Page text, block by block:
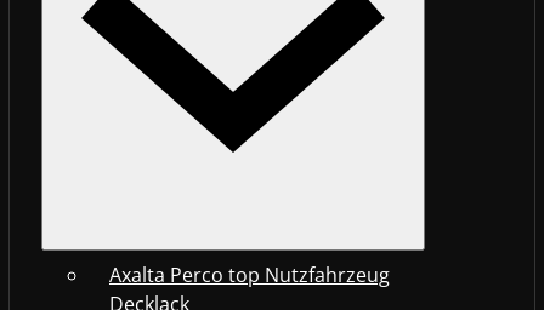
Axalta Perco top Nutzfahrzeug
Decklack